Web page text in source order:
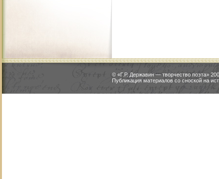
© «Г.Р. Державин — творчество поэта»
Публикация материалов со сноской на